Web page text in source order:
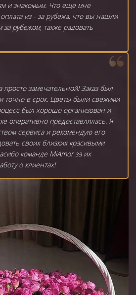
и знакомым. Что еще мне
из - за рубежа, что вы нашли
рубежом, также радовать
просто замечательной! Заказ был
точно в срок. Цветы были свежими
был хорошо организован и
оперативно предоставлялась. Я
сервиса и рекомендую его
своих близких красивыми
команде MiAmor за их
о клиентах!